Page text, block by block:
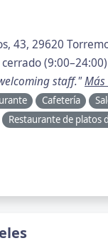
43, 29620
(9:00–24:00)
staff."
Cafetería
Restaurante de platos